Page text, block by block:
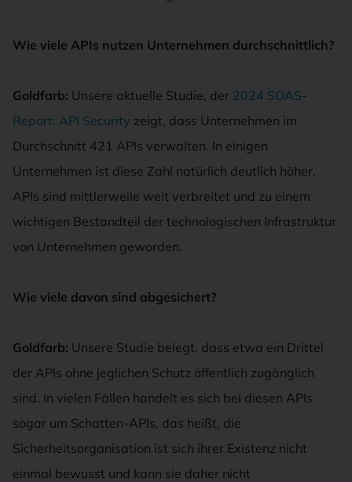
Wie viele APIs nutzen Unternehmen durchschnittlich?
Goldfarb: Unsere aktuelle Studie, der 2024 SOAS-
Report: API Security zeigt, dass Unternehmen im
Durchschnitt 421 APIs verwalten. In einigen
Unternehmen ist diese Zahl natürlich deutlich höher.
APIs sind mittlerweile weit verbreitet und zu einem
wichtigen Bestandteil der technologischen Infrastruktur
von Unternehmen geworden.
Wie viele davon sind abgesichert?
Goldfarb: Unsere Studie belegt, dass etwa ein Drittel
der APIs ohne jeglichen Schutz öffentlich zugänglich
sind. In vielen Fällen handelt es sich bei diesen APIs
sogar um Schatten-APIs, das heißt, die
Sicherheitsorganisation ist sich ihrer Existenz nicht
einmal bewusst und kann sie daher nicht